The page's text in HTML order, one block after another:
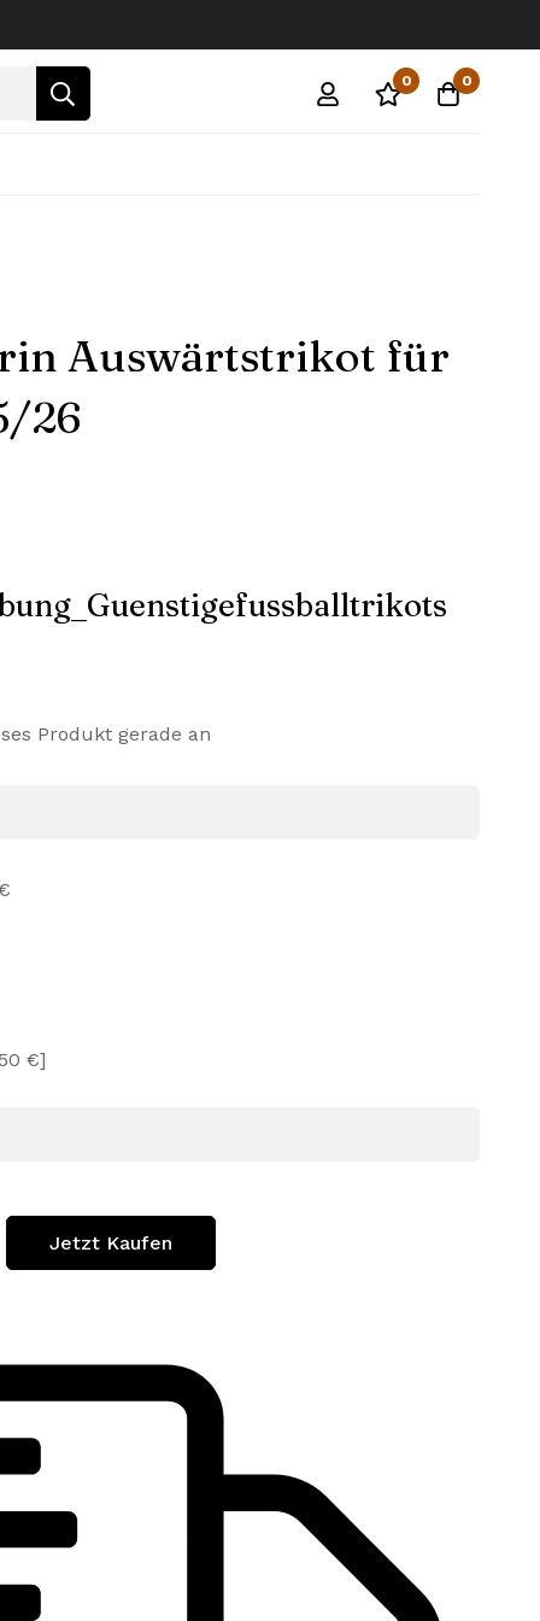
0 0
Auswärtstrikot für
26
Produkt gerade an
€]
Jetzt Kaufen